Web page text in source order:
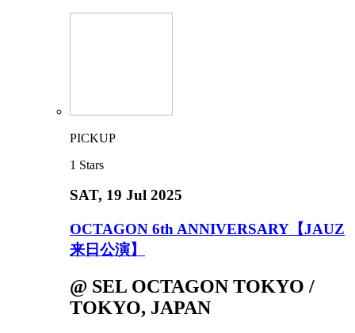
PICKUP
1 Stars
SAT, 19 Jul 2025
OCTAGON 6th ANNIVERSARY【JAUZ
来日公演】
@ SEL OCTAGON TOKYO /
TOKYO, JAPAN